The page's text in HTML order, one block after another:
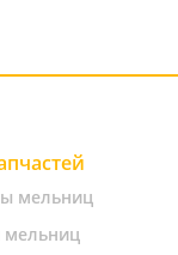
мельниц
мельниц